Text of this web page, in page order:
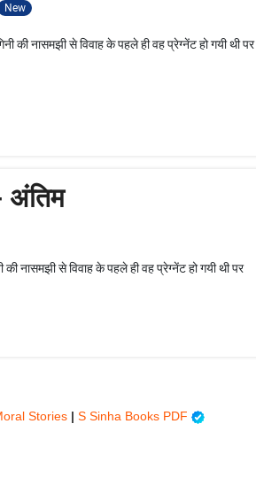
New
नासमझी से विवाह के पहले ही वह प्रेग्नेंट हो गयी थी पर
अंतिम
नासमझी से विवाह के पहले ही वह प्रेग्नेंट हो गयी थी पर
Stories | S Sinha Books PDF